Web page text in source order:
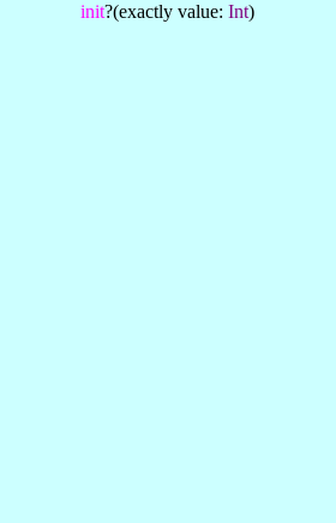
init?(exactly value: Int)